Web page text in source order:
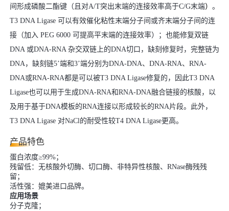
间形成磷酸二酯键（且对A/T突出末端的连接效率高于C/G末端） 。
T3 DNA Ligase 可以有效催化粘性末端分子间或齐末端分子间的连
接（加入 PEG 6000 可提高平末端的连接效率）；也能修复双链
DNA 或DNA-RNA 杂交双链上的DNA切口，缺刻修复时，完整链为
DNA，缺刻链5’端和3’端分别为DNA-DNA、DNA-RNA、RNA-
DNA或RNA-RNA都是可以被T3 DNA Ligase修复的，因此T3 DNA
Ligase也可以用于生成DNA-RNA和RNA-DNA融合链接的核酸，以
及用于基于DNA模板的RNA连接以形成较长的RNA片段。此外，
T3 DNA Ligase 对NaCl的耐受性较T4 DNA Ligase更高。
产品特色
蛋白浓度≥99%；
残留低：无核酸外切酶、切口酶、非特异性核酸、RNase酶残残
留；
活性强：媲美进口品牌。
应用场景
分子克隆；